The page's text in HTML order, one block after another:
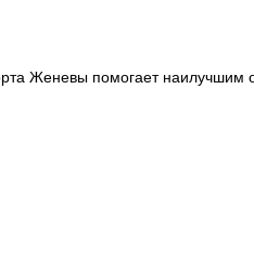
Женевы помогает наилучшим